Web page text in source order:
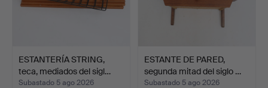
ESTANTERÍA STRING,
teca, mediados del sigl…
Subastado 5 ago 2026
ESTANTE DE PARED,
segunda mitad del siglo …
Subastado 5 ago 2026